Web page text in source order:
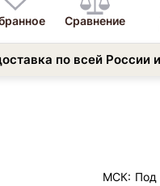
Сравнение
по всей России
МСК: Под